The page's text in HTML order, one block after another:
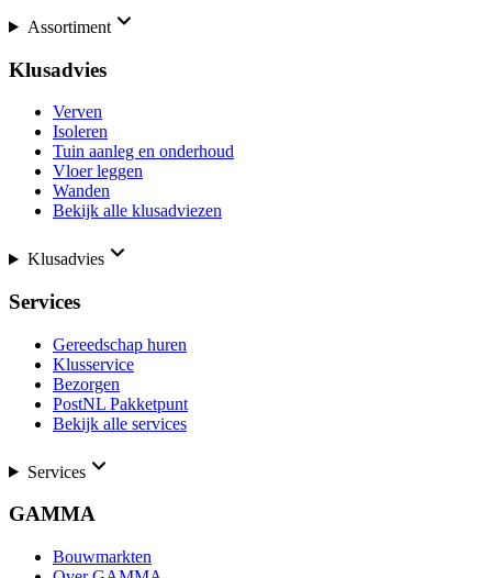
Assortiment
Klusadvies
Verven
Isoleren
Tuin aanleg en onderhoud
Vloer leggen
Wanden
Bekijk alle klusadviezen
Klusadvies
Services
Gereedschap huren
Klusservice
Bezorgen
PostNL Pakketpunt
Bekijk alle services
Services
GAMMA
Bouwmarkten